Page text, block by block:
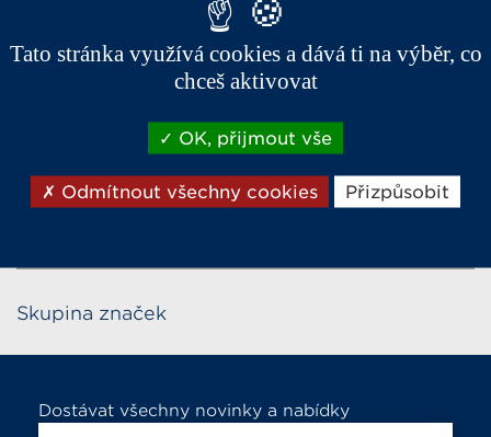
Titanium grey
Skupina značek
Dostávat všechny novinky a nabídky
Tato stránka využívá cookies a dává ti na výběr, co
chceš aktivovat
OK, přijmout vše
Odmítnout všechny cookies Přizpůsobit